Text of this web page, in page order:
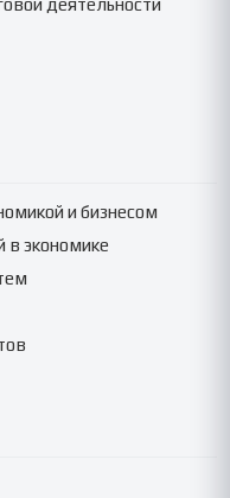
деятельности
и бизнесом
в экономике